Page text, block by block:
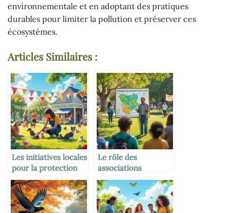
environnementale et en adoptant des pratiques
durables pour limiter la pollution et préserver ces
écosystèmes.
Articles Similaires :
Les initiatives locales
pour la protection
animale
Le rôle des
associations
environnementales
locales